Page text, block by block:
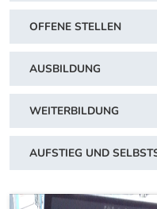
OFFENE STELLEN
AUSBILDUNG
WEITERBILDUNG
AUFSTIEG UND